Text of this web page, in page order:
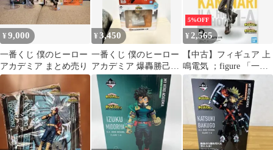
¥9,000
一番くじ 僕のヒーロー
アカデミア まとめ売り
¥3,450
一番くじ 僕のヒーロー
アカデミア 爆轟勝己フ
ィギュア 2体セット
5%OFF
¥2,565
【中古】フィギュア 上
鳴電気 ；figure 「一番
くじ 僕のヒーローアカ
デミア NEXT
GENERATIONS!!2」 D
賞 フィギュア